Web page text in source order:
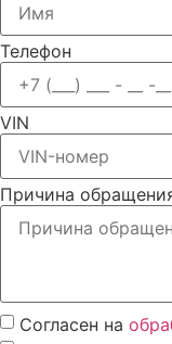
Телефон
VIN
Причина
Согласен на